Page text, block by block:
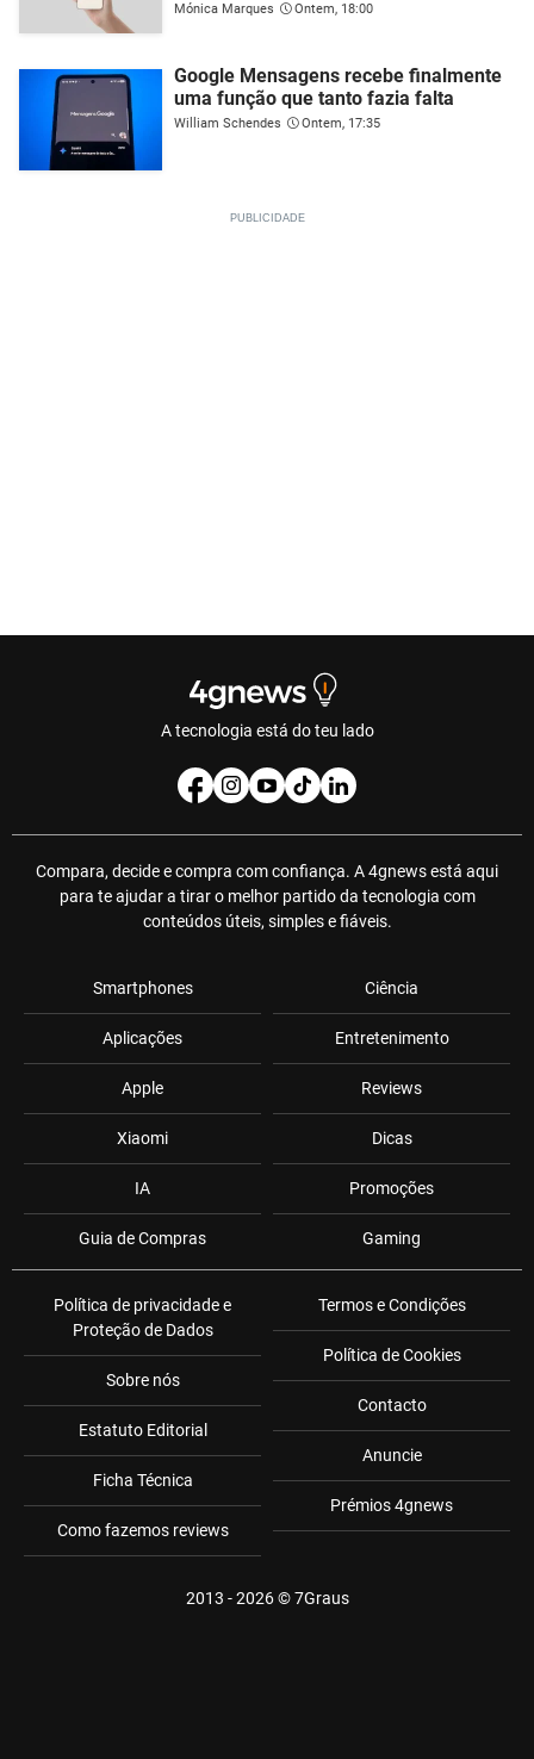
Mónica Marques Ontem, 18:00
Google Mensagens recebe finalmente
uma função que tanto fazia falta
William Schendes Ontem, 17:35
A tecnologia está do teu lado
Compara, decide e compra com confiança. A 4gnews está aqui
para te ajudar a tirar o melhor partido da tecnologia com
conteúdos úteis, simples e fiáveis.
Smartphones
Aplicações
Apple
Xiaomi
IA
Guia de Compras
Ciência
Entretenimento
Reviews
Dicas
Promoções
Gaming
Política de privacidade e
Proteção de Dados
Sobre nós
Estatuto Editorial
Ficha Técnica
Como fazemos reviews
Termos e Condições
Política de Cookies
Contacto
Anuncie
Prémios 4gnews
2013 - 2026 ©7Graus